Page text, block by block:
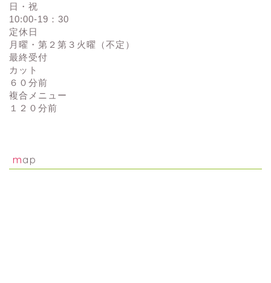
日・祝
10:00-19：30
定休日
月曜・第２第３火曜（不定）
最終受付
カット
６０分前
複合メニュー
１２０分前
map